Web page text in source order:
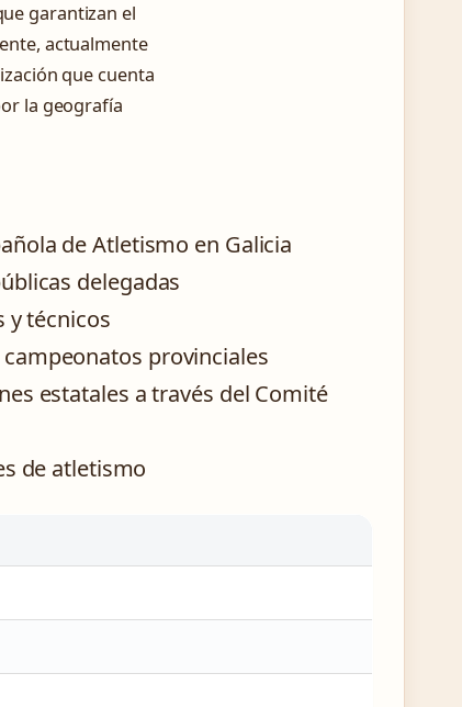
garantizan el
actualmente
que cuenta
la geografía
de Atletismo en Galicia
delegadas
y técnicos
provinciales
estatales a través del Comité
de atletismo